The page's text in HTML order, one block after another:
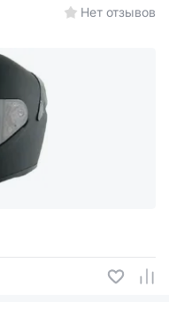
Нет отзывов